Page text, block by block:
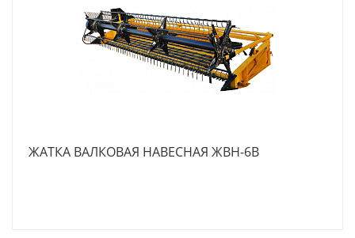
ЖАТКА ВАЛКОВАЯ НАВЕСНАЯ ЖВН-6В